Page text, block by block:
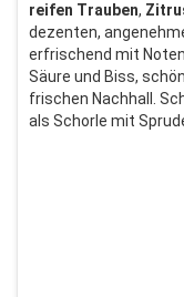
reifen Trauben,
dezenten,
erfrischend mit
Säure und Biss,
frischen Nachhall.
als Schorle mit